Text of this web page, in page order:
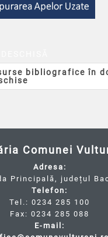
bibliografice în
Comunei
Adresa:
Principală, județul
Telefon:
Tel.: 0234 285 100
Fax: 0234 285 088
E-mail: